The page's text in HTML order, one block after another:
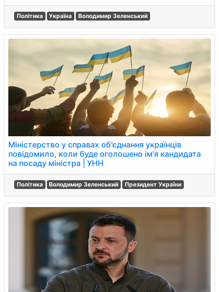
Політика Україна Володимир Зеленський
Міністерство у справах об'єднання українців
повідомило, коли буде оголошено ім'я кандидата
на посаду міністра | УНН
Політика Володимир Зеленський Президент України